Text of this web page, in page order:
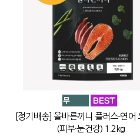
[정기배송] 올바른끼니 플러스-연어
(피부·눈건강) 1.2kg